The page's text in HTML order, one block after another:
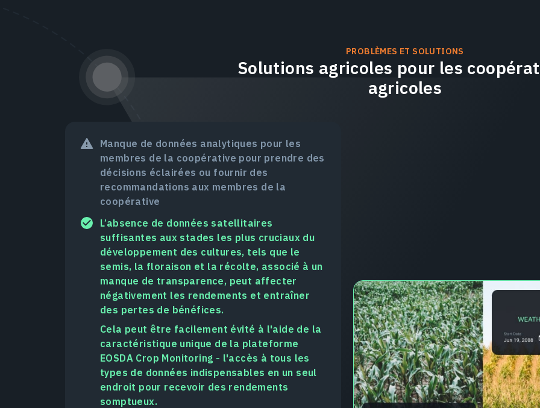
PROBLÈMES ET SOLUTIONS
Solutions agricoles pour les
agricoles
Manque de données analytiques pour les
membres de la coopérative pour prendre des
décisions éclairées ou fournir des
recommandations aux membres de la
coopérative
L’absence de données satellitaires
suffisantes aux stades les plus cruciaux du
développement des cultures, tels que le
semis, la floraison et la récolte, associé à un
manque de transparence, peut affecter
négativement les rendements et entraîner
des pertes de bénéfices.
Cela peut être facilement évité à l'aide de la
caractéristique unique de la plateforme
EOSDA Crop Monitoring - l'accès à tous les
types de données indispensables en un seul
endroit pour recevoir des rendements
somptueux.